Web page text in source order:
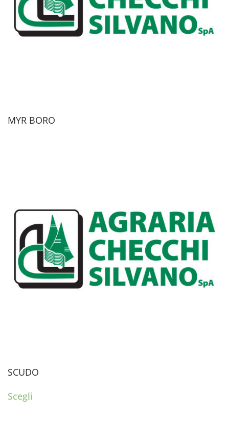
MYR BORO
SCUDO
Scegli